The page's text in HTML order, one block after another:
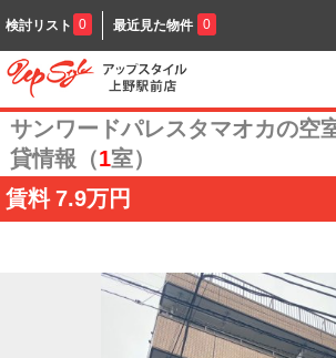
検討リスト 0 最近見た物件 0
サンワードパレスタマオカの空
貸情報（1室）
賃料 7.9万円